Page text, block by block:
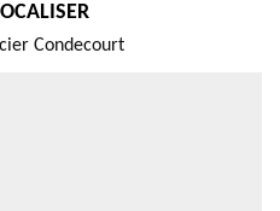
Condecourt